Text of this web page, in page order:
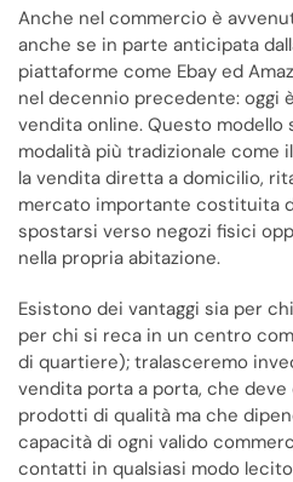
Anche nel commercio è
anche se in parte anticipata
piattaforme come Ebay ed
nel decennio precedente: oggi
vendita online. Questo modello
modalità più tradizionale come
la vendita diretta a domicilio,
mercato importante costituita
spostarsi verso negozi fisici
nella propria abitazione.
Esistono dei vantaggi sia per
per chi si reca in un centro
di quartiere); tralasceremo
vendita porta a porta, che
prodotti di qualità ma che
capacità di ogni valido
contatti in qualsiasi modo